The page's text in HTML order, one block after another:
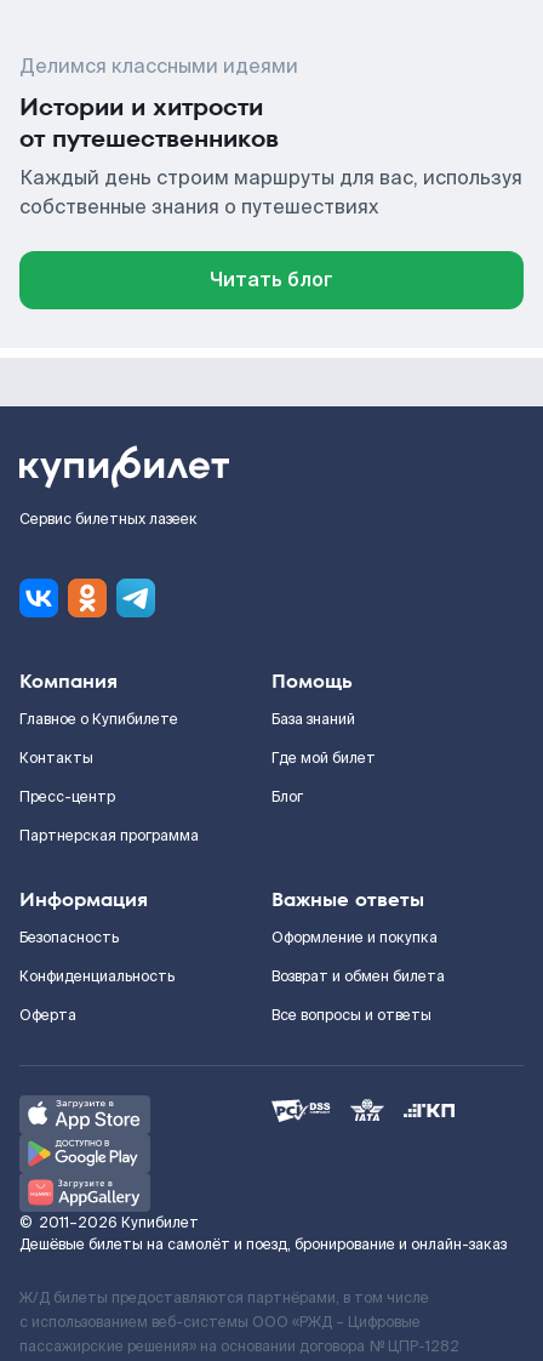
Делимся классными идеями
Истории и хитрости
от путешественников
Каждый день строим маршруты для вас, используя
собственные знания о путешествиях
Читать блог
Сервис билетных лазеек
Компания
Главное о Купибилете
Контакты
Пресс-центр
Партнерская программа
Помощь
База знаний
Где мой билет
Блог
Информация
Безопасность
Конфиденциальность
Оферта
Важные ответы
Оформление и покупка
Возврат и обмен билета
Все вопросы и ответы
© 2011–2026 Купибилет
Дешёвые билеты на самолёт и поезд, бронирование и онлайн-заказ
Ж/Д билеты предоставляются партнёрами, в том числе
с использованием веб-системы ООО «РЖД – Цифровые
пассажирские решения» на основании договора № ЦПР-1282